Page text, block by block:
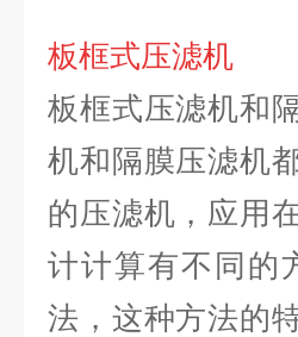
板框式压滤机
板框式压滤机和
机和隔膜压滤机
的压滤机，应用
计计算有不同的
法，这种方法的